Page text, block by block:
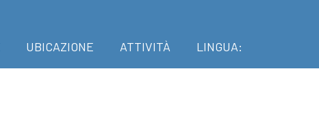
UBICAZIONE ATTIVITÀ LINGUA: